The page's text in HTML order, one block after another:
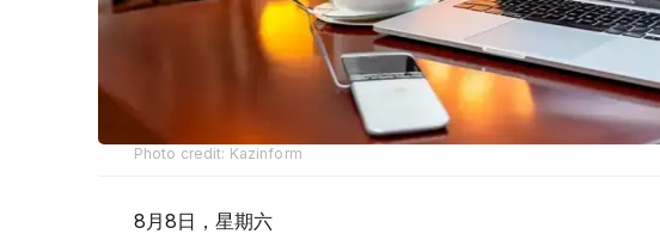
Photo credit: Kazinform
8月8日，星期六